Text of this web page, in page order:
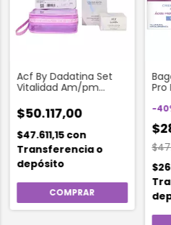
Acf By Dadatina Set
Vitalidad Am/pm
Neceser)
$50.117,00
$47.611,15con
Transferencia o
depósito
Pro
-40